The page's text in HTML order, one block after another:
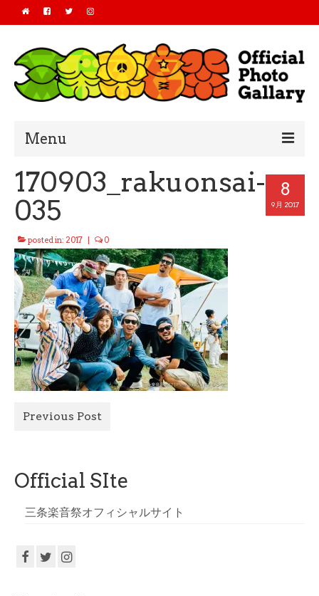
Menu
Home
2019
2018
2017
2016
All Photo
Official Site
8
9月 2017
170903_rakuonsai-
035
posted in: 2017 0
Previous Post
Official SIte
三条楽音祭オフィシャルサイト